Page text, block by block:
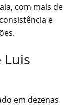
com mais de
e
Luis
em dezenas